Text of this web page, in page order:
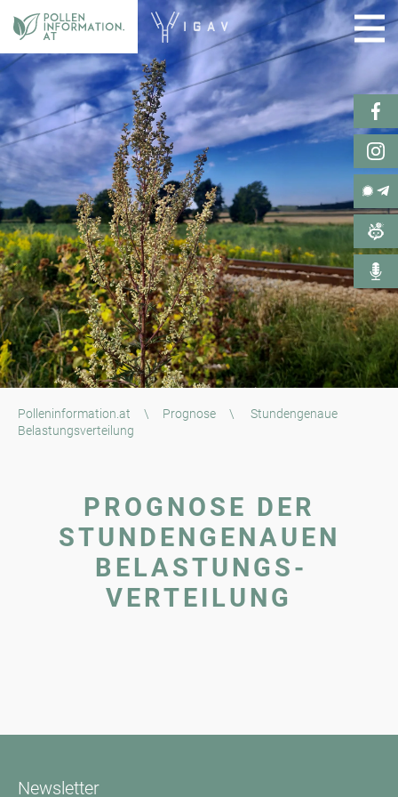
Polleninformation.at \ Prognose \
Stundengenaue
Belastungsverteilung
PROGNOSE DER
STUNDEN­GENAUEN
BELASTUNGS­
VERTEILUNG
Newsletter